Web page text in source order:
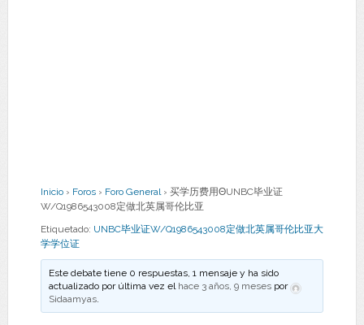
Inicio › Foros › Foro General › 买学历费用ΘUNBC毕业证
W/Q1986543008定做北英属哥伦比亚
Etiquetado: UNBC毕业证W/Q1986543008定做北英属哥伦比亚大
学学位证
Este debate tiene 0 respuestas, 1 mensaje y ha sido
actualizado por última vez el hace 3 años, 9 meses por
Sidaamyas.